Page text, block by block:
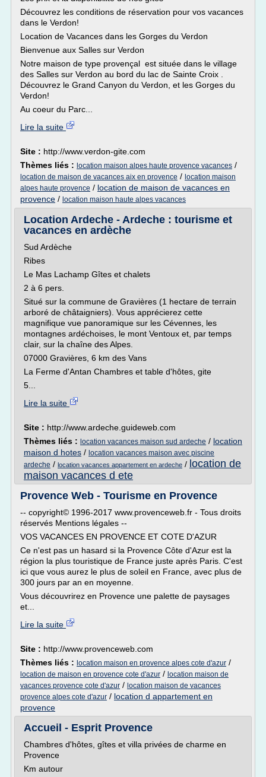
Découvrez les conditions de réservation pour vos vacances
dans le Verdon!
Location de Vacances dans les Gorges du Verdon
Bienvenue aux Salles sur Verdon
Notre maison de type provençal est située dans le village
des Salles sur Verdon au bord du lac de Sainte Croix .
Découvrez le Grand Canyon du Verdon, et les Gorges du
Verdon!
Au coeur du Parc...
Lire la suite
Site : http://www.verdon-gite.com
Thèmes liés : location maison alpes haute provence vacances /
location de maison de vacances aix en provence / location maison
alpes haute provence / location de maison de vacances en
provence / location maison haute alpes vacances
Location Ardeche - Ardeche : tourisme et
vacances en ardèche
Sud Ardèche
Ribes
Le Mas Lachamp Gîtes et chalets
2 à 6 pers.
Situé sur la commune de Gravières (1 hectare de terrain
arboré de châtaigniers). Vous apprécierez cette
magnifique vue panoramique sur les Cévennes, les
montagnes ardéchoises, le mont Ventoux et, par temps
clair, sur la chaîne des Alpes.
07000 Gravières, 6 km des Vans
La Ferme d'Antan Chambres et table d'hôtes, gite
5...
Lire la suite
Site : http://www.ardeche.guideweb.com
Thèmes liés : location vacances maison sud ardeche / location
maison d hotes / location vacances maison avec piscine
ardeche / location vacances appartement en ardeche / location de
maison vacances d ete
Provence Web - Tourisme en Provence
-- copyright© 1996-2017 www.provenceweb.fr - Tous droits
réservés Mentions légales --
VOS VACANCES EN PROVENCE ET COTE D'AZUR
Ce n'est pas un hasard si la Provence Côte d'Azur est la
région la plus touristique de France juste après Paris. C'est
ici que vous aurez le plus de soleil en France, avec plus de
300 jours par an en moyenne.
Vous découvrirez en Provence une palette de paysages
et...
Lire la suite
Site : http://www.provenceweb.com
Thèmes liés : location maison en provence alpes cote d'azur /
location de maison en provence cote d'azur / location maison de
vacances provence cote d'azur / location maison de vacances
provence alpes cote d'azur / location d appartement en
provence
Accueil - Esprit Provence
Chambres d'hôtes, gîtes et villa privées de charme en
Provence
Km autour